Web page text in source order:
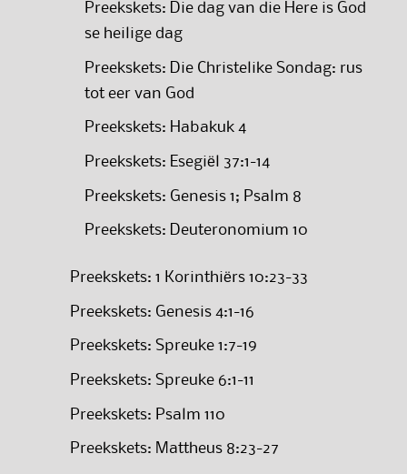
Preekskets: Die dag van die Here is God
se heilige dag
Preekskets: Die Christelike Sondag: rus
tot eer van God
Preekskets: Habakuk 4
Preekskets: Esegiël 37:1-14
Preekskets: Genesis 1; Psalm 8
Preekskets: Deuteronomium 10
Preekskets: 1 Korinthiërs 10:23-33
Preekskets: Genesis 4:1-16
Preekskets: Spreuke 1:7-19
Preekskets: Spreuke 6:1-11
Preekskets: Psalm 110
Preekskets: Mattheus 8:23-27